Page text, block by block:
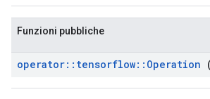
Funzioni pubbliche
operator:: tensorflow:: Operation